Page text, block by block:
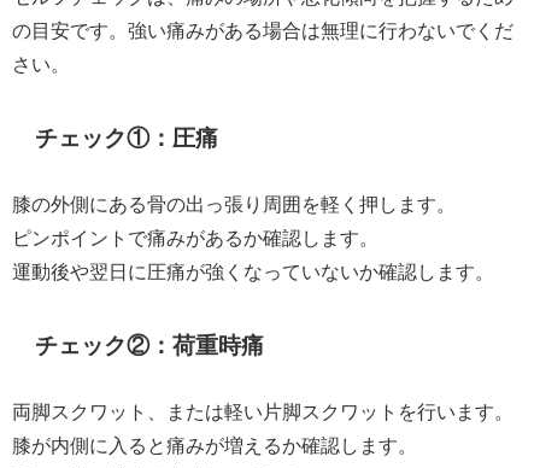
の目安です。強い痛みがある場合は無理に行わないでくだ
さい。
チェック①：圧痛
膝の外側にある骨の出っ張り周囲を軽く押します。
ピンポイントで痛みがあるか確認します。
運動後や翌日に圧痛が強くなっていないか確認します。
チェック②：荷重時痛
両脚スクワット、または軽い片脚スクワットを行います。
膝が内側に入ると痛みが増えるか確認します。